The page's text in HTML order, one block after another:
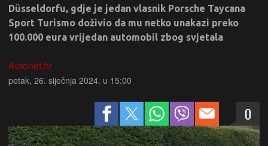
Düsseldorfu, gdje je jedan vlasnik Porsche Taycana
Sport Turismo doživio da mu netko unakazi preko
100.000 eura vrijedan automobil zbog svjetala
Autonet.hr
petak, 26. siječnja 2024. u 15:00
0